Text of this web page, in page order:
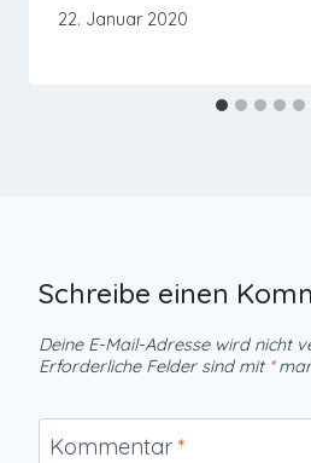
22. Januar 2020
Schreibe einen
Deine E-Mail-Adresse wird nicht
Erforderliche Felder sind mit *
Kommentar *